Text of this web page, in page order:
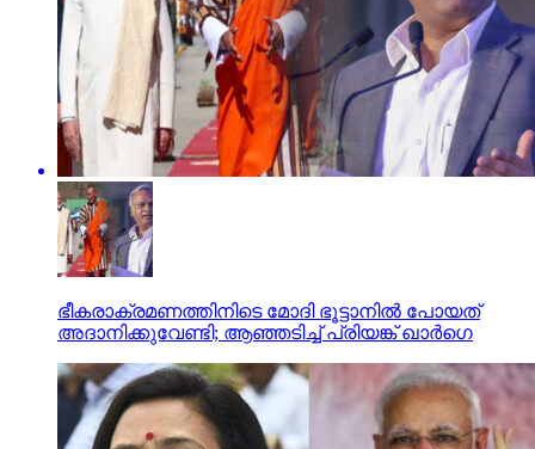
ഭീകരാക്രമണത്തിനിടെ മോദി ഭൂട്ടാനില്‍ പോയത്
അദാനിക്കുവേണ്ടി; ആഞ്ഞടിച്ച് പ്രിയങ്ക് ഖാര്‍ഗെ